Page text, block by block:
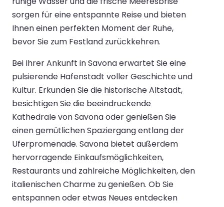
sorgen für eine entspannte Reise und bieten
Ihnen einen perfekten Moment der Ruhe,
bevor Sie zum Festland zurückkehren.
Bei Ihrer Ankunft in Savona erwartet Sie eine
pulsierende Hafenstadt voller Geschichte und
Kultur. Erkunden Sie die historische Altstadt,
besichtigen Sie die beeindruckende
Kathedrale von Savona oder genießen Sie
einen gemütlichen Spaziergang entlang der
Uferpromenade. Savona bietet außerdem
hervorragende Einkaufsmöglichkeiten,
Restaurants und zahlreiche Möglichkeiten, den
italienischen Charme zu genießen. Ob Sie
entspannen oder etwas Neues entdecken